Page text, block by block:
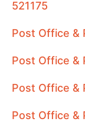
521175
Post Office &
Post Office &
Post Office &
Post Office &